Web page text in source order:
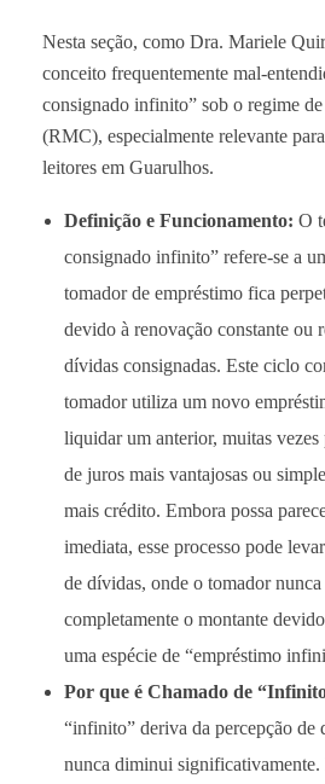
Nesta seção, como Dra. Mariele
conceito frequentemente mal-
consignado infinito” sob o regime
(RMC), especialmente relevante
leitores em Guarulhos.
Definição e Funcionamento: O
consignado infinito” refere-se a
tomador de empréstimo fica
devido à renovação constante ou
dívidas consignadas. Este ciclo
tomador utiliza um novo
liquidar um anterior, muitas vezes
de juros mais vantajosas ou
mais crédito. Embora possa
imediata, esse processo pode
de dívidas, onde o tomador
completamente o montante
uma espécie de “empréstimo
Por que é Chamado de
“infinito” deriva da percepção de
nunca diminui